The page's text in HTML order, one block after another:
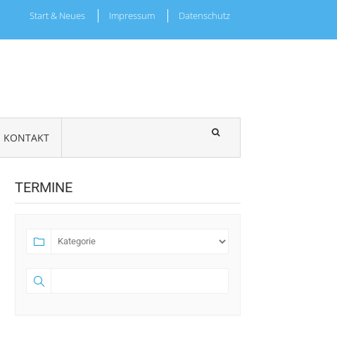
Start & Neues Impressum Datenschutz
KONTAKT
TERMINE